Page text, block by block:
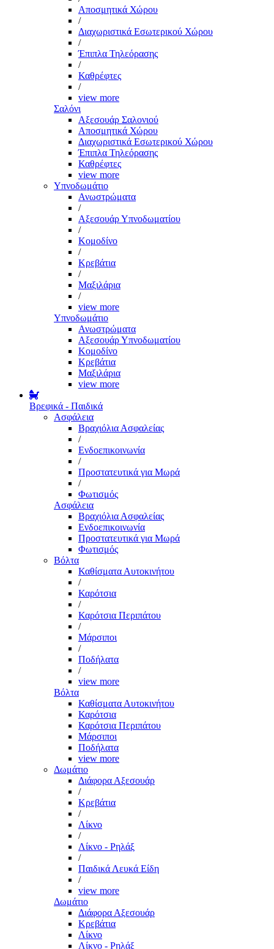
Αποσμητικά Χώρου
/
Διαχωριστικά Εσωτερικού Χώρου
/
Έπιπλα Τηλεόρασης
/
Καθρέφτες
/
view more
Σαλόνι
Αξεσουάρ Σαλονιού
Αποσμητικά Χώρου
Διαχωριστικά Εσωτερικού Χώρου
Έπιπλα Τηλεόρασης
Καθρέφτες
view more
Υπνοδωμάτιο
Ανωστρώματα
/
Αξεσουάρ Υπνοδωματίου
/
Κομοδίνο
/
Κρεβάτια
/
Μαξιλάρια
/
view more
Υπνοδωμάτιο
Ανωστρώματα
Αξεσουάρ Υπνοδωματίου
Κομοδίνο
Κρεβάτια
Μαξιλάρια
view more
Βρεφικά - Παιδικά
Ασφάλεια
Βραχιόλια Ασφαλείας
/
Ενδοεπικοινωνία
/
Προστατευτικά για Μωρά
/
Φωτισμός
Ασφάλεια
Βραχιόλια Ασφαλείας
Ενδοεπικοινωνία
Προστατευτικά για Μωρά
Φωτισμός
Βόλτα
Καθίσματα Αυτοκινήτου
/
Καρότσια
/
Καρότσια Περιπάτου
/
Μάρσιποι
/
Ποδήλατα
/
view more
Βόλτα
Καθίσματα Αυτοκινήτου
Καρότσια
Καρότσια Περιπάτου
Μάρσιποι
Ποδήλατα
view more
Δωμάτιο
Διάφορα Αξεσουάρ
/
Κρεβάτια
/
Λίκνο
/
Λίκνο - Ρηλάξ
/
Παιδικά Λευκά Είδη
/
view more
Δωμάτιο
Διάφορα Αξεσουάρ
Κρεβάτια
Λίκνο
Λίκνο - Ρηλάξ